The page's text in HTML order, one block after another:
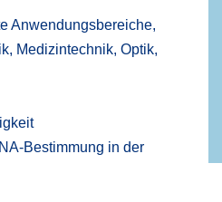
Anwendungsbereiche,
Medizintechnik, Optik,
Bestimmung in der